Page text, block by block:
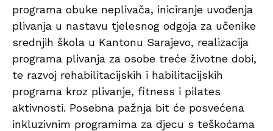
programa obuke neplivača, iniciranje uvođenja
plivanja u nastavu tjelesnog odgoja za učenike
srednjih škola u Kantonu Sarajevo, realizacija
programa plivanja za osobe treće životne dobi,
te razvoj rehabilitacijskih i habilitacijskih
programa kroz plivanje, fitness i pilates
aktivnosti. Posebna pažnja bit će posvećena
inkluzivnim programima za djecu s teškoćama